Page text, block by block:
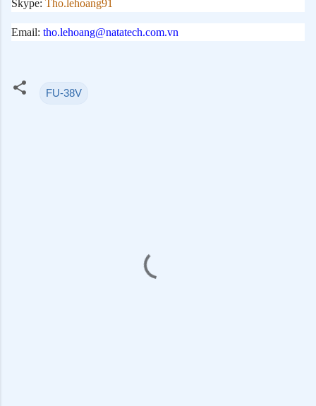
Skype: Tho.lehoang91
Email: tho.lehoang@natatech.com.vn
FU-38V